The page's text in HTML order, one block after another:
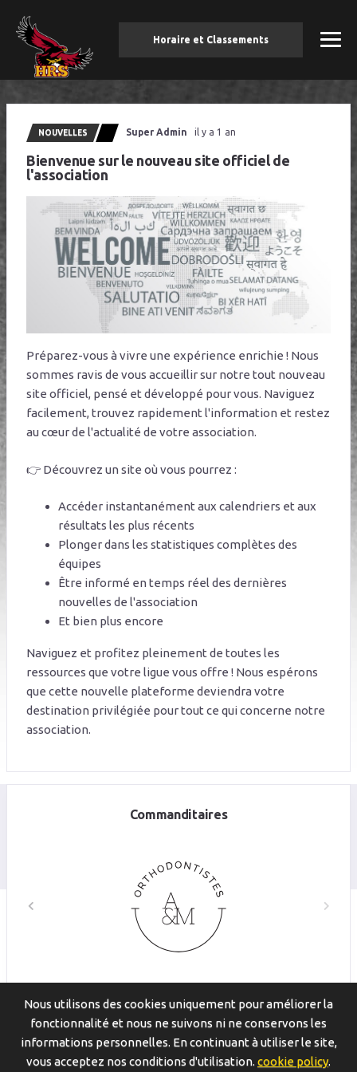
Horaire et Classements
NOUVELLES Super Admin il y a 1 an
Bienvenue sur le nouveau site officiel de
l'association
Préparez-vous à vivre une expérience enrichie ! Nous
sommes ravis de vous accueillir sur notre tout nouveau
site officiel, pensé et développé pour vous. Naviguez
facilement, trouvez rapidement l'information et restez
au cœur de l'actualité de votre association.
👉 Découvrez un site où vous pourrez :
Accéder instantanément aux calendriers et aux
résultats les plus récents
Plonger dans les statistiques complètes des
équipes
Être informé en temps réel des dernières
nouvelles de l'association
Et bien plus encore
Naviguez et profitez pleinement de toutes les
ressources que votre ligue vous offre ! Nous espérons
que cette nouvelle plateforme deviendra votre
destination privilégiée pour tout ce qui concerne notre
association.
Commanditaires
© 2026Scoresheets.ca. Tous droits réservés.
Mentions légales |Politique de confidentialité|Politique des
cookies
Nous utilisons des cookies uniquement pour améliorer la
fonctionnalité et nous ne suivons ni ne conservons les
informations personnelles. En continuant à utiliser le site,
vous acceptez nos conditions d'utilisation. cookie policy.